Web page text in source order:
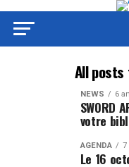
All posts
NEWS 6
SWORD
votre
AGENDA 7
Le 16